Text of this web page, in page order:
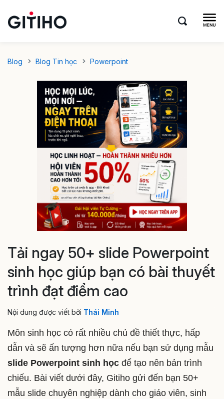
Blog Blog Tin học Powerpoint
Tải ngay 50+ slide Powerpoint
sinh học giúp bạn có bài thuyết
trình đạt điểm cao
Nội dung được viết bởi Thái Minh
Môn sinh học có rất nhiều chủ đề thiết thực, hấp
dẫn và sẽ ấn tượng hơn nữa nếu bạn sử dụng mẫu
slide Powerpoint sinh học để tạo nên bản trình
chiếu. Bài viết dưới đây, Gitiho gửi đến bạn 50+
mẫu slide chuyên nghiệp dành cho giáo viên, sinh